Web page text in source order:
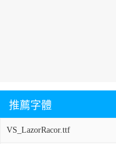
推薦字體
VS_LazorRacor.ttf